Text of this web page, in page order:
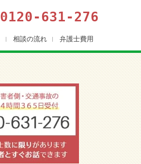
0120-631-276
相談の流れ 弁護士費用